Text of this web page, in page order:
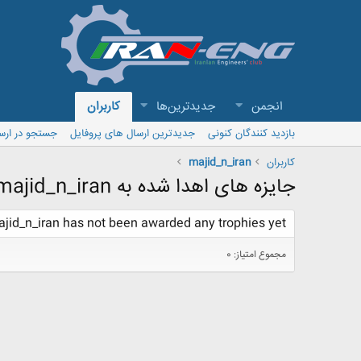
انجمن جدیدترین‌ها کاربران
بازدید کنندگان کنونی جدیدترین ارسال های پروفایل
جستجو در
کاربران
majid_n_iran
جایزه های اهدا شده به majid_n_iran
has not been awarded any trophies yet.
مجموع امتیاز: 0